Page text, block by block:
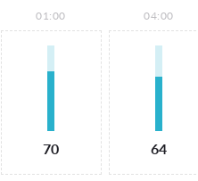
01:00
70
04:00
64